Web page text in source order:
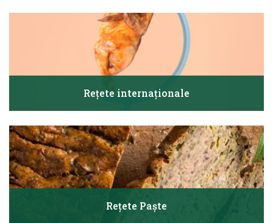
Rețete internaționale
Rețete Paște